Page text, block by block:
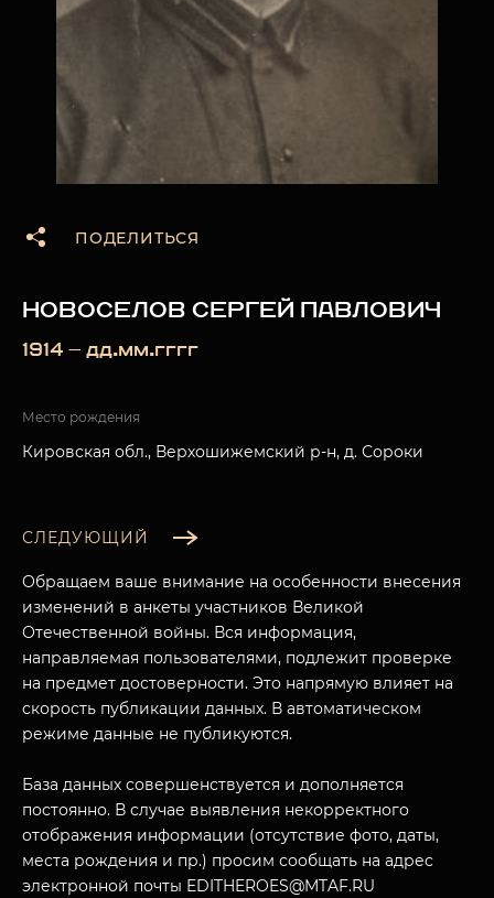
ПОДЕЛИТЬСЯ
НОВОСЕЛОВ СЕРГЕЙ ПАВЛОВИЧ
1914 — дд.мм.гггг
Место рождения
Кировская обл., Верхошижемский р-н, д. Сороки
СЛЕДУЮЩИЙ
Обращаем ваше внимание на особенности внесения
изменений в анкеты участников Великой
Отечественной войны. Вся информация,
направляемая пользователями, подлежит проверке
на предмет достоверности. Это напрямую влияет на
скорость публикации данных. В автоматическом
режиме данные не публикуются.
База данных совершенствуется и дополняется
постоянно. В случае выявления некорректного
отображения информации (отсутствие фото, даты,
места рождения и пр.) просим сообщать на адрес
электронной почты EDITHEROES@MTAF.RU